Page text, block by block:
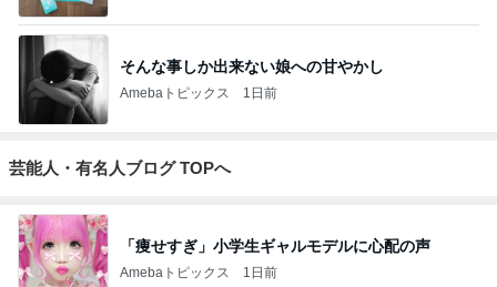
そんな事しか出来ない娘への甘やかし
Amebaトピックス 1日前
芸能人・有名人ブログ TOPへ
「痩せすぎ」小学生ギャルモデルに心配の声
Amebaトピックス 1日前